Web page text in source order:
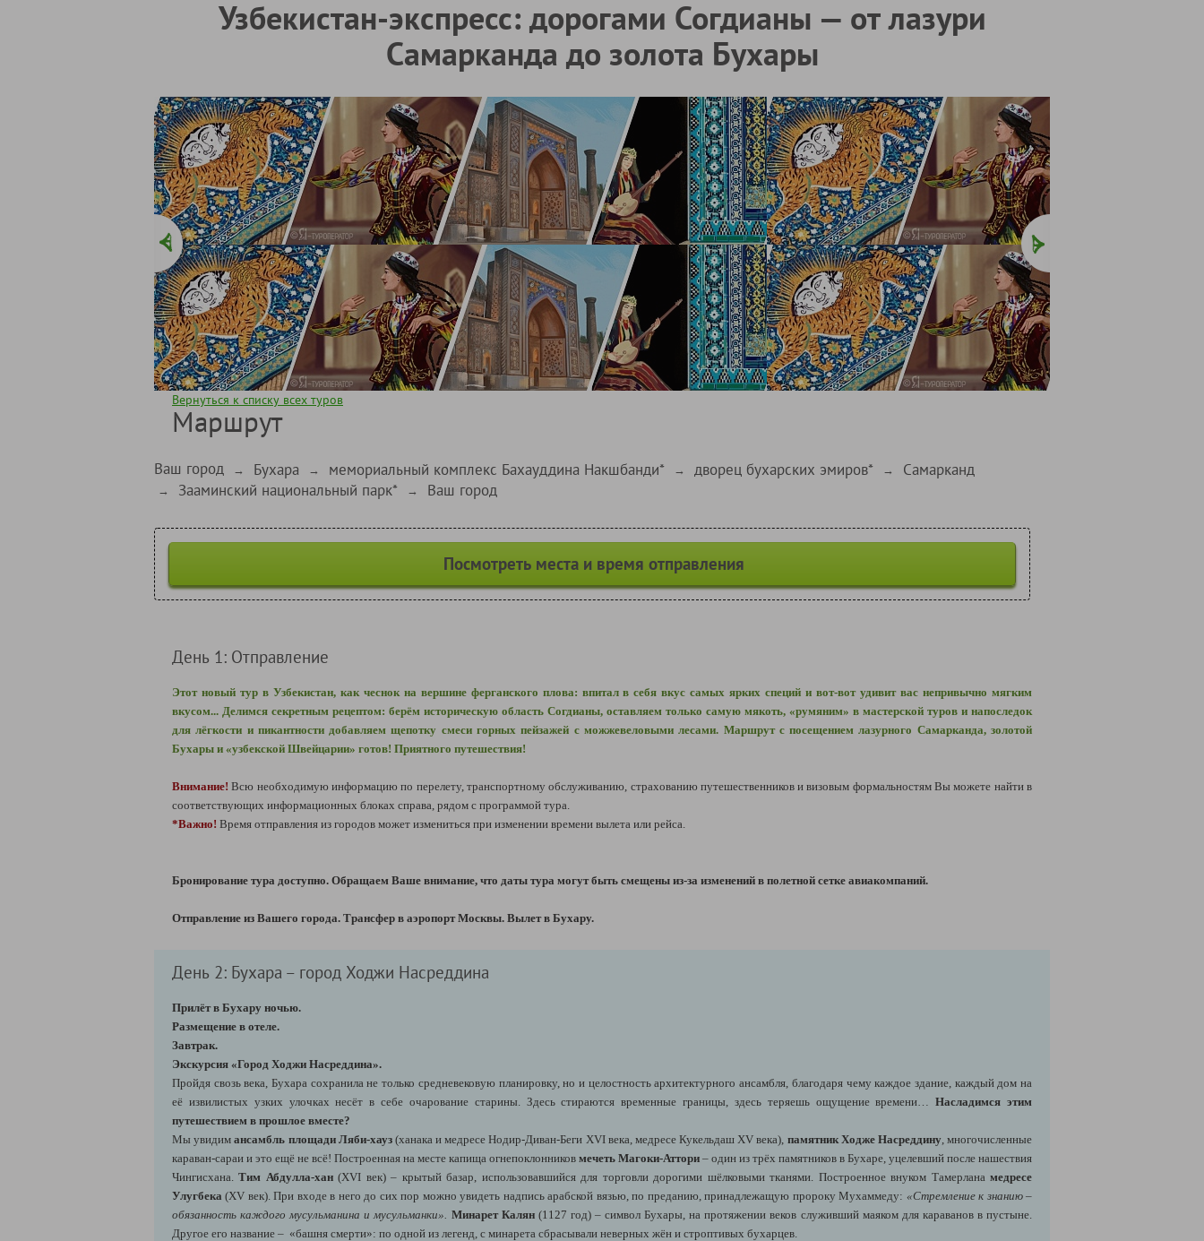
Узбекистан-экспресс: дорогами Согдианы — от лазури
Самарканда до золота Бухары
Вернуться к списку всех туров
Маршрут
Ваш город → Бухара → мемориальный комплекс Бахауддина Накшбанди* → дворец бухарских эмиров* → Самарканд
→ Зааминский национальный парк* → Ваш город
Посмотреть места и время отправления
День 1: Отправление
Этот новый тур в Узбекистан, как чеснок на вершине ферганского плова: впитал в себя вкус самых ярких специй и вот-вот удивит вас непривычно мягким
вкусом... Делимся секретным рецептом: берём историческую область Согдианы, оставляем только самую мякоть, «румяним» в мастерской туров и напоследок
для лёгкости и пикантности добавляем щепотку смеси горных пейзажей с можжевеловыми лесами. Маршрут с посещением лазурного Самарканда, золотой
Бухары и «узбекской Швейцарии» готов! Приятного путешествия!
Внимание! Всю необходимую информацию по перелету, транспортному обслуживанию, страхованию путешественников и визовым формальностям Вы можете найти в
соответствующих информационных блоках справа, рядом с программой тура.
*Важно! Время отправления из городов может измениться при изменении времени вылета или рейса.
Бронирование тура доступно. Обращаем Ваше внимание, что даты тура могут быть смещены из-за изменений в полетной сетке авиакомпаний.
Отправление из Вашего города. Трансфер в аэропорт Москвы. Вылет в Бухару.
День 2: Бухара – город Ходжи Насреддина
Прилёт в Бухару ночью.
Размещение в отеле.
Завтрак.
Экскурсия «Город Ходжи Насреддина».
Пройдя свозь века, Бухара сохранила не только средневековую планировку, но и целостность архитектурного ансамбля, благодаря чему каждое здание, каждый дом на
её извилистых узких улочках несёт в себе очарование старины. Здесь стираются временные границы, здесь теряешь ощущение времени…Насладимся этим
путешествием в прошлое вместе?
Мы увидимансамбль площади Ляби-хауз(ханака и медресе Нодир-Диван-Беги XVI века, медресе Кукельдаш XV века), памятник Ходже Насреддину, многочисленные
караван-сараи и это ещё не всё! Построенная на месте капища огнепоклонников мечеть Магоки-Аттори – один из трёх памятников в Бухаре, уцелевший после нашествия
Чингисхана.Тим Абдулла-хан(XVI век) – крытый базар, использовавшийся для торговли дорогими шёлковыми тканями. Построенное внуком Тамерланамедресе
Улугбека (XV век). При входе в него до сих пор можно увидеть надпись арабской вязью, по преданию, принадлежащую пророку Мухаммеду: «Стремление к знанию –
обязанность каждого мусульманина и мусульманки». Минарет Калян(1127 год) – символ Бухары, на протяжении веков служивший маяком для караванов в пустыне.
Другое его название – «башня смерти»: по одной из легенд, с минарета сбрасывали неверных жён и строптивых бухарцев.